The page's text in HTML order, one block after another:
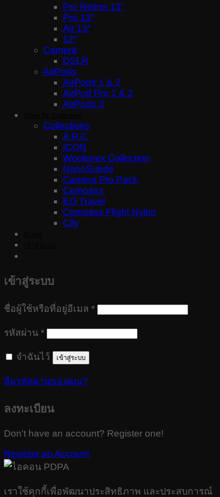
Pro Retina 13″
Pro 13″
Air 13″
12″
Camera
DSLR
AirPods
AirPods 1 & 2
AirPod Pro 1 & 2
AirPods 3
Collections
A.R.C
ICON
Woolenex Collection
NanoSuede
Camera Pro Pack
Compass
EO Travel
Compass Flight Nylon
City
เข้าสู่ระบบ
ชื่อผู้ใช้หรือที่อยู่อีเมล *ต้องการ
รหัสผ่าน *ต้องการ
จำฉันไว้ เข้าสู่ระบบ
ลืมรหัสผ่านของคุณ?
ลงทะเบียน
Don't have an account? Register one!
Register an Account
เราใช้คุกกี้เพื่อพัฒนาประสิทธิภาพ และประสบการณ์